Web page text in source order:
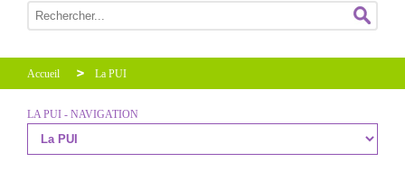
Accueil La PUI
LA PUI - NAVIGATION